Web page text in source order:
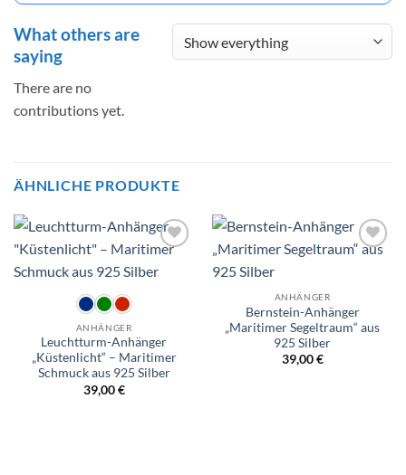
What others are
saying
There are no
contributions yet.
ÄHNLICHE PRODUKTE
Wunschliste
ANHÄNGER
Leuchtturm-Anhänger
„Küstenlicht“ – Maritimer
Schmuck aus 925 Silber
39,00€
Wunschliste
ANHÄNGER
Bernstein-Anhänger
„Maritimer Segeltraum“ aus
925 Silber
39,00€